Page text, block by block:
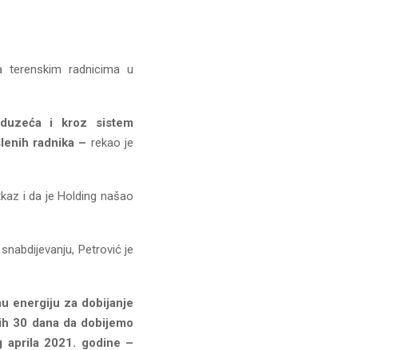
radnicima u
i kroz sistem
radnika – rekao je
i da je Holding našao
Petrović je
energiju za dobijanje
30 dana da dobijemo
aprila 2021. godine –